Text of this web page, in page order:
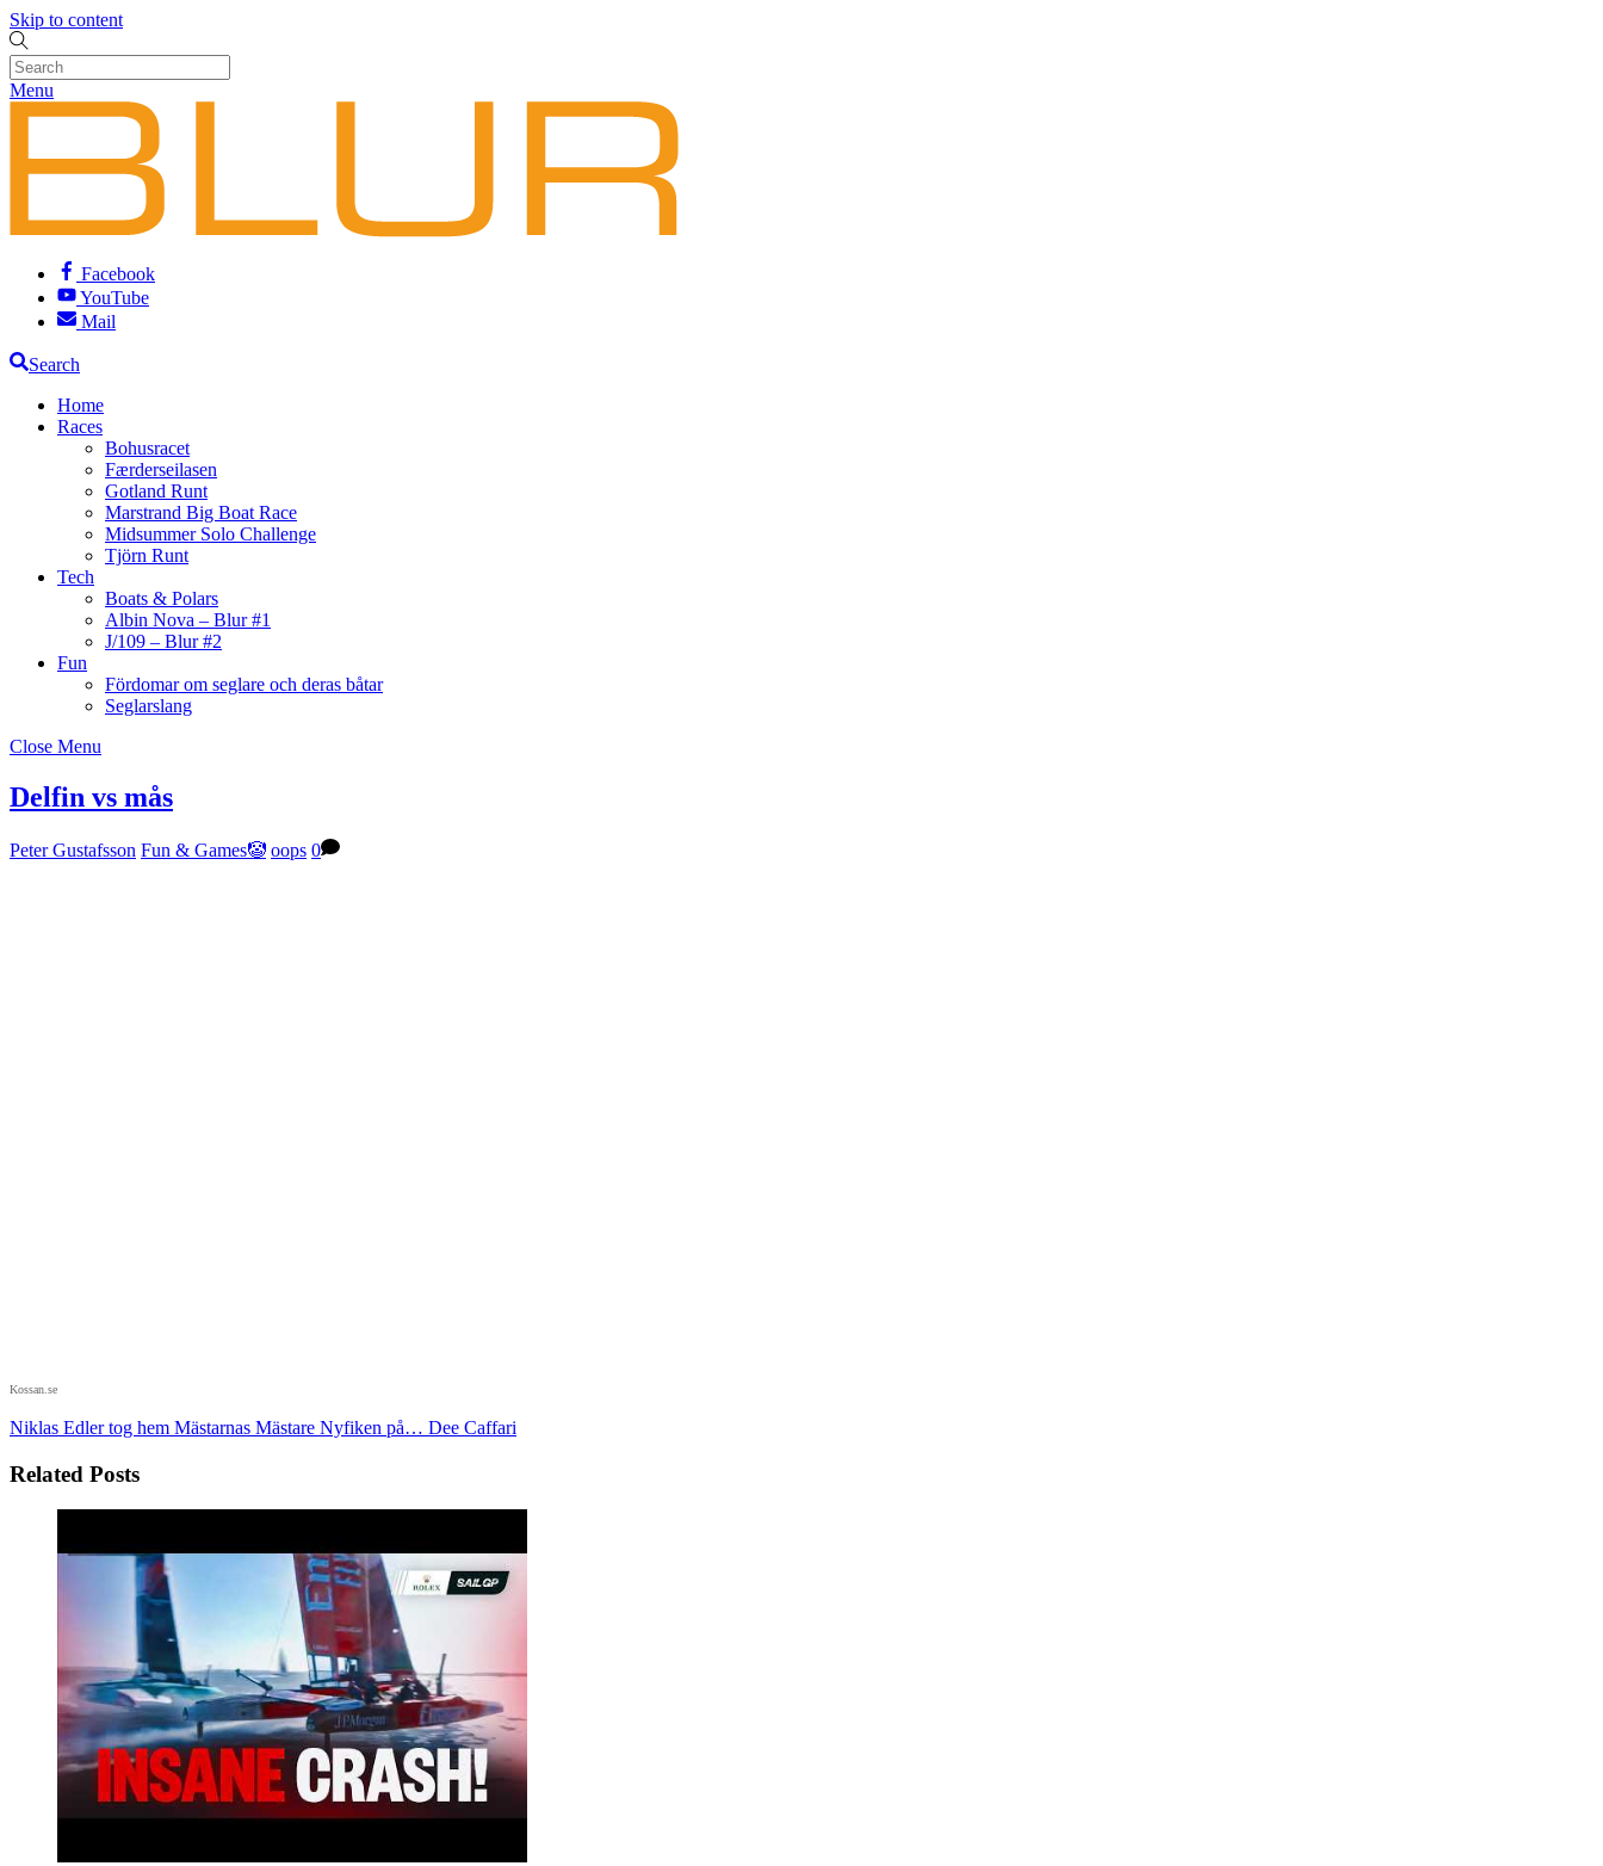
Skip to content
Menu
Facebook
YouTube
Mail
Search
Home
Races
Bohusracet
Færderseilasen
Gotland Runt
Marstrand Big Boat Race
Midsummer Solo Challenge
Tjörn Runt
Tech
Boats & Polars
Albin Nova – Blur #1
J/109 – Blur #2
Fun
Fördomar om seglare och deras båtar
Seglarslang
Close Menu
Delfin vs mås
Peter Gustafsson Fun & Games🤡 oops 0
Kossan.se
Niklas Edler tog hem Mästarnas Mästare Nyfiken på… Dee Caffari
Related Posts